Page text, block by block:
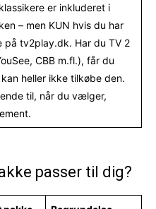
er inkluderet i
– men KUN hvis du har
tv2play.dk. Har du TV 2
CBB m.fl.), får du
heller ikke tilkøbe den.
til, når du vælger,
passer til dig?